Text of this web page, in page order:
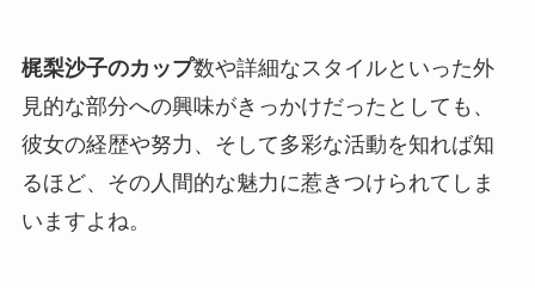
梶梨沙子のカップ数や詳細なスタイルといった外
見的な部分への興味がきっかけだったとしても、
彼女の経歴や努力、そして多彩な活動を知れば知
るほど、その人間的な魅力に惹きつけられてしま
いますよね。